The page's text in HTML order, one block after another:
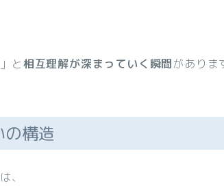
と相互理解が深まっていく瞬間がありま
構造
、